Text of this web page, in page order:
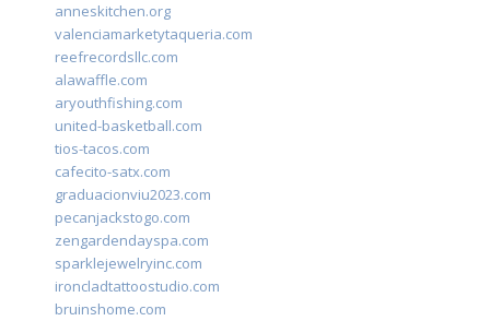
anneskitchen.org
valenciamarketytaqueria.com
reefrecordsllc.com
alawaffle.com
aryouthfishing.com
united-basketball.com
tios-tacos.com
cafecito-satx.com
graduacionviu2023.com
pecanjackstogo.com
zengardendayspa.com
sparklejewelryinc.com
ironcladtattoostudio.com
bruinshome.com